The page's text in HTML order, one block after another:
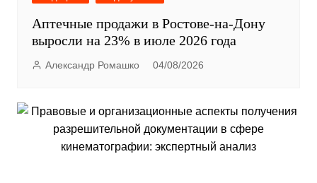
Аптечные продажи в Ростове-на-Дону
выросли на 23% в июле 2026 года
Александр Ромашко 04/08/2026